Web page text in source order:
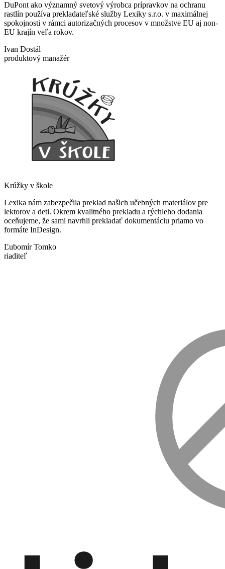
DuPont ako významný svetový výrobca prípravkov na ochranu
rastlín používa prekladateľské služby Lexiky s.r.o. v maximálnej
spokojnosti v rámci autorizačných procesov v množstve EU aj non-
EU krajín veľa rokov.
Ivan Dostál
produktový manažér
Krúžky v škole
Lexika nám zabezpečila preklad našich učebných materiálov pre
lektorov a deti. Okrem kvalitného prekladu a rýchleho dodania
oceňujeme, že sami navrhli prekladať dokumentáciu priamo vo
formáte InDesign.
Ľubomír Tomko
riaditeľ